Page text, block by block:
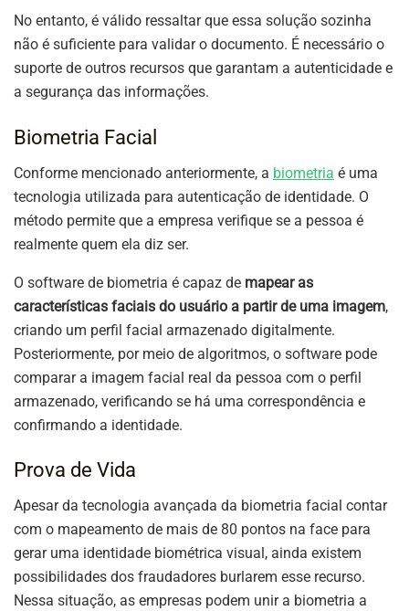
No entanto, é válido ressaltar que essa solução sozinha
não é suficiente para validar o documento. É necessário o
suporte de outros recursos que garantam a autenticidade e
a segurança das informações.
Biometria Facial
Conforme mencionado anteriormente, a biometria é uma
tecnologia utilizada para autenticação de identidade. O
método permite que a empresa verifique se a pessoa é
realmente quem ela diz ser.
O software de biometria é capaz de mapear as
características faciais do usuário a partir de uma imagem,
criando um perfil facial armazenado digitalmente.
Posteriormente, por meio de algoritmos, o software pode
comparar a imagem facial real da pessoa com o perfil
armazenado, verificando se há uma correspondência e
confirmando a identidade.
Prova de Vida
Apesar da tecnologia avançada da biometria facial contar
com o mapeamento de mais de 80 pontos na face para
gerar uma identidade biométrica visual, ainda existem
possibilidades dos fraudadores burlarem esse recurso.
Nessa situação, as empresas podem unir a biometria a